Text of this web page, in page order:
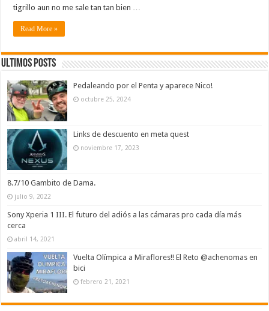
tigrillo aun no me sale tan tan bien …
Read More »
Ultimos Posts
Pedaleando por el Penta y aparece Nico!
octubre 25, 2024
Links de descuento en meta quest
noviembre 17, 2023
8.7/10 Gambito de Dama.
julio 9, 2022
Sony Xperia 1 III. El futuro del adiós a las cámaras pro cada día más
cerca
abril 14, 2021
Vuelta Olímpica a Miraflores!! El Reto @achenomas en
bici
febrero 21, 2021